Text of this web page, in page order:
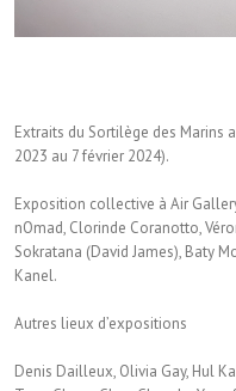
Extraits du Sortilège des Marins
2023 au 7 février 2024).
Exposition collective à Air
nOmad, Clorinde Coranotto,
Sokratana (David James), Baty
Kanel.
Autres lieux d’expositions
Denis Dailleux, Olivia Gay, Hul